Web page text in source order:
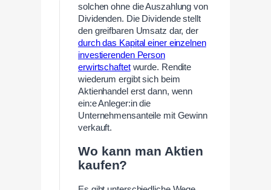
solchen ohne die Auszahlung von
Dividenden. Die Dividende stellt
den greifbaren Umsatz dar, der
durch das Kapital einer einzelnen
investierenden Person
erwirtschaftetwurde. Rendite
wiederum ergibt sich beim
Aktienhandel erst dann, wenn
ein:e Anleger:in die
Unternehmensanteile mit Gewinn
verkauft.
Wo kann man Aktien
kaufen?